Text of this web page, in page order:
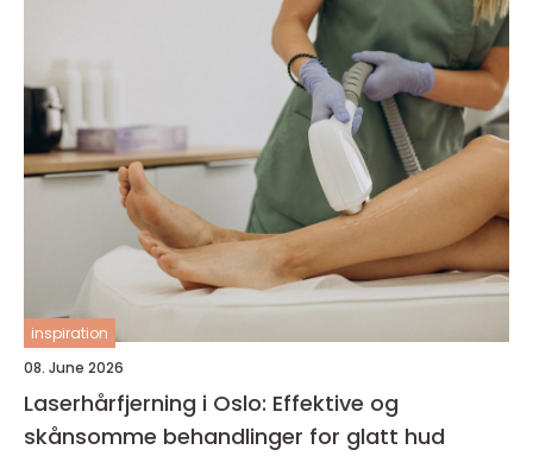
inspiration
08. June 2026
Laserhårfjerning i Oslo: Effektive og
skånsomme behandlinger for glatt hud